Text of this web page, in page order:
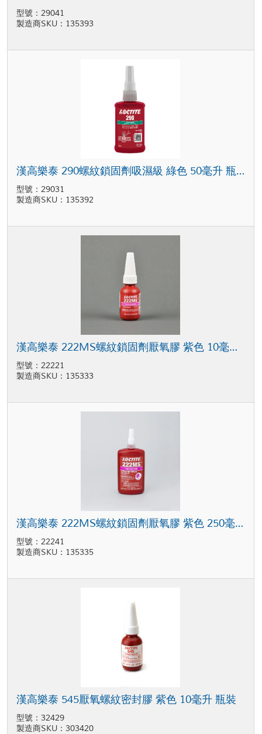
型號：29041
製造商SKU：135393
漢高樂泰 290螺紋鎖固劑吸濕級 綠色 50毫升 瓶裝
型號：29031
製造商SKU：135392
漢高樂泰 222MS螺紋鎖固劑厭氧膠 紫色 10毫升 瓶裝
型號：22221
製造商SKU：135333
漢高樂泰 222MS螺紋鎖固劑厭氧膠 紫色 250毫升 瓶裝
型號：22241
製造商SKU：135335
漢高樂泰 545厭氧螺紋密封膠 紫色 10毫升 瓶裝
型號：32429
製造商SKU：303420